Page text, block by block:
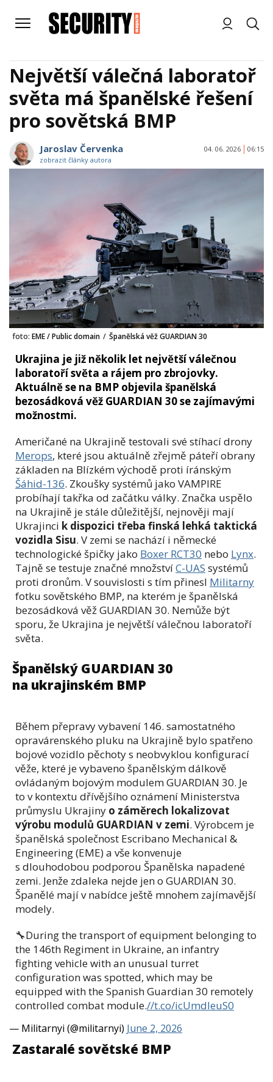
Největší válečná laboratoř
světa má španělské řešení
pro sovětská BMP
Jaroslav Červenka
zobrazit články autora
04. 06. 2026 06:15
foto: EME / Public domain / Španělská věž GUARDIAN 30
Ukrajina je již několik let největší válečnou
laboratoří světa a rájem pro zbrojovky.
Aktuálně se na BMP objevila španělská
bezosádková věž GUARDIAN 30 se zajímavými
možnostmi.
Američané na Ukrajině testovali své stíhací drony
Merops, které jsou aktuálně zřejmě páteří obrany
základen na Blízkém východě proti íránským
Šáhid-136. Zkoušky systémů jako VAMPIRE
probíhají takřka od začátku války. Značka uspělo
na Ukrajině je stále důležitější, nejnověji mají
Ukrajinci k dispozici třeba finská lehká taktická
vozidla Sisu. V zemi se nachází i německé
technologické špičky jako Boxer RCT30 nebo Lynx.
Tajně se testuje značné množstvíC-UAS systémů
proti dronům. V souvislosti s tím přinesl Militarny
fotku sovětského BMP, na kterém je španělská
bezosádková věž GUARDIAN 30. Nemůže být
sporu, že Ukrajina je největší válečnou laboratoří
světa.
Španělský GUARDIAN 30
na ukrajinském BMP
Během přepravy vybavení 146. samostatného
opravárenského pluku na Ukrajině bylo spatřeno
bojové vozidlo pěchoty s neobvyklou konfigurací
věže, které je vybaveno španělským dálkově
ovládaným bojovým modulem GUARDIAN 30. Je
to v kontextu dřívějšího oznámení Ministerstva
průmyslu Ukrajiny o záměrech lokalizovat
výrobu modulů GUARDIAN v zemi. Výrobcem je
španělská společnost Escribano Mechanical &
Engineering (EME) a vše konvenuje
s dlouhodobou podporou Španělska napadené
zemi. Jenže zdaleka nejde jen o GUARDIAN 30.
Španělé mají v nabídce ještě mnohem zajímavější
modely.
🔧During the transport of equipment belonging to
the 146th Regiment in Ukraine, an infantry
fighting vehicle with an unusual turret
configuration was spotted, which may be
equipped with the Spanish Guardian 30 remotely
controlled combat module.//t.co/icUmdIeuS0
— Militarnyi (@militarnyi) June 2, 2026
Zastaralé sovětské BMP